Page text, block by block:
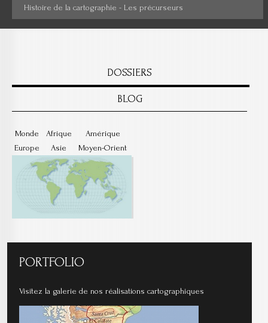
Histoire de la cartographie - Les précurseurs
DOSSIERS
BLOG
Monde
Europe
Afrique
Asie
Amérique
Moyen-Orient
PORTFOLIO
Visitez la galerie de nos réalisations cartographiques